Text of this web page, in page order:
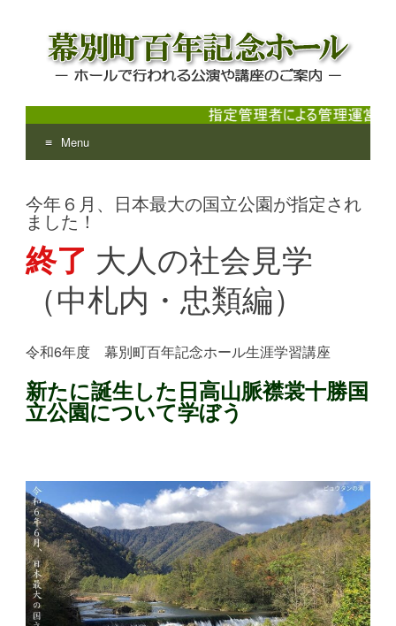
幕別町百年記念ホール
ホールで行われる公演や講座のご案内
Menu
to
content
今年６月、日本最大の国立公園が指定され
ました！
終了 大人の社会見学
（中札内・忠類編）
令和6年度 幕別町百年記念ホール生涯学習講座
新たに誕生した日高山脈襟裳十勝国
立公園について学ぼう